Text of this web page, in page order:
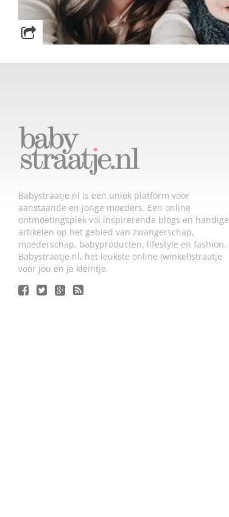
Babystraatje.nl is een uniek platform voor
aanstaande en jonge moeders. Een online
ontmoetingsplek vol inspirerende blogs en handige
artikelen op het gebied van zwangerschap,
moederschap, babyproducten, lifestyle en fashion.
Babystraatje.nl, het leukste online (winkel)straatje
voor jou en je kleintje.